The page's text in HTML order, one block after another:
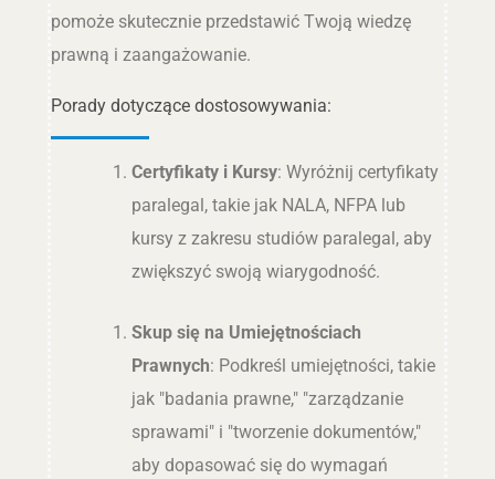
pomoże skutecznie przedstawić Twoją wiedzę
prawną i zaangażowanie.
Porady dotyczące dostosowywania:
Certyfikaty i Kursy: Wyróżnij certyfikaty
paralegal, takie jak NALA, NFPA lub
kursy z zakresu studiów paralegal, aby
zwiększyć swoją wiarygodność.
Skup się na Umiejętnościach
Prawnych: Podkreśl umiejętności, takie
jak "badania prawne," "zarządzanie
sprawami" i "tworzenie dokumentów,"
aby dopasować się do wymagań